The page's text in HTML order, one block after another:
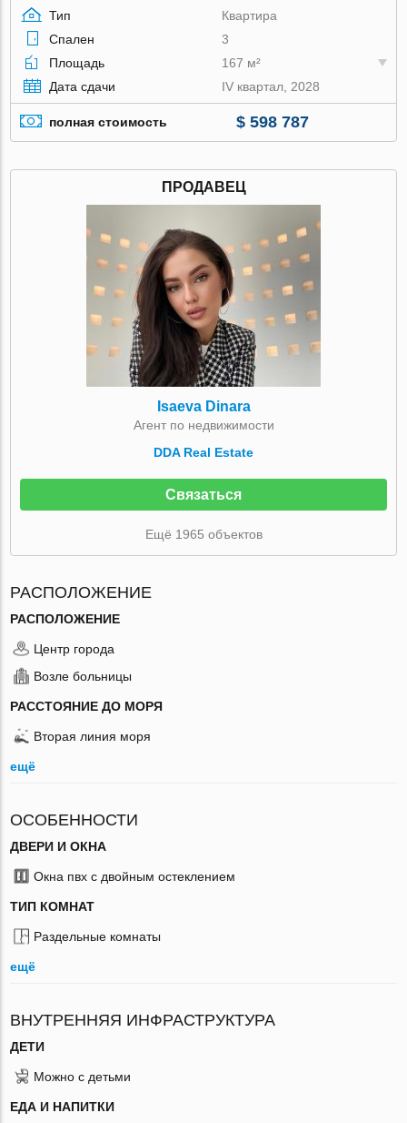
Тип
Квартира
Спален
3
Площадь
167 м²
Дата сдачи
IV квартал, 2028
полная стоимость $ 598 787
ПРОДАВЕЦ
Isaeva Dinara
Агент по недвижимости
DDA Real Estate
Связаться
Ещё 1965 объектов
РАСПОЛОЖЕНИЕ
РАСПОЛОЖЕНИЕ
Центр города
Возле больницы
РАССТОЯНИЕ ДО МОРЯ
Вторая линия моря
ещё
ОСОБЕННОСТИ
ДВЕРИ И ОКНА
Окна пвх с двойным остеклением
ТИП КОМНАТ
Раздельные комнаты
ещё
ВНУТРЕННЯЯ ИНФРАСТРУКТУРА
ДЕТИ
Можно с детьми
ЕДА И НАПИТКИ